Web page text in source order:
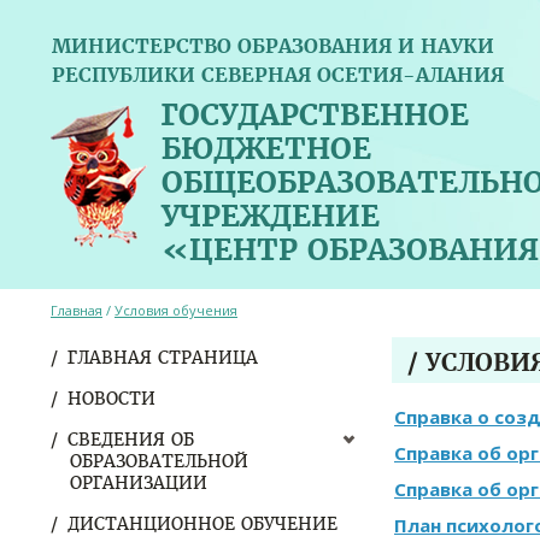
МИНИСТЕРСТВО ОБРАЗОВАНИЯ И НАУКИ
РЕСПУБЛИКИ СЕВЕРНАЯ ОСЕТИЯ-АЛАНИЯ
ГОСУДАРСТВЕННОЕ
БЮДЖЕТНОЕ
УЧРЕЖДЕНИЕ
«ЦЕНТР
ГЛАВНАЯ СТРАНИЦА
НОВОСТИ
СВЕДЕНИЯ ОБ
ОБРАЗОВАТЕЛЬНОЙ
ОРГАНИЗАЦИИ
ДИСТАНЦИОННОЕ ОБУЧЕНИЕ
Главная / Условия обучения
/
Справка о
Справка об
Справка об
План